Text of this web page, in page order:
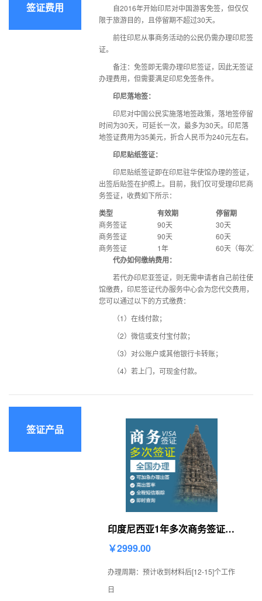
签证费用
自2016年开始印尼对中国游客免签，但仅仅
限于旅游目的，且停留期不超过30天。
前往印尼从事商务活动的公民仍需办理印尼签
证。
备注：免签即无需办理印尼签证，因此无签证
办理费用，但需要满足印尼免签条件。
印尼落地签：
印尼对中国公民实施落地签政策，落地签停留
时间为30天，可延长一次，最多为30天。 印尼落
地签证费用为35美元，折合人民币为240元左右。
印尼贴纸签证：
印尼贴纸签证即在印尼驻华使馆办理的签证，
出签后贴签在护照上。目前，我们仅可受理印尼商
务签证，收费如下所示：
类型 有效期 停留期
商务签证 90天
30天
商务签证
90天
60天
商务签证
1年 60天（每次）
代办如何缴纳费用：
若代办印尼亚签证，则无需申请者自己前往使
馆缴费，印尼签证代办服务中心会为您代交费用，
您可以通过以下的方式缴费：
（1）在线付款；
（2）微信或支付宝付款；
（3）对公账户或其他银行卡转账；
（4）若上门，可现金付款。
签证产品
印度尼西亚1年多次商务签证
￥2999.00
办理周期：预计收到材料后[12-15]个工作
日